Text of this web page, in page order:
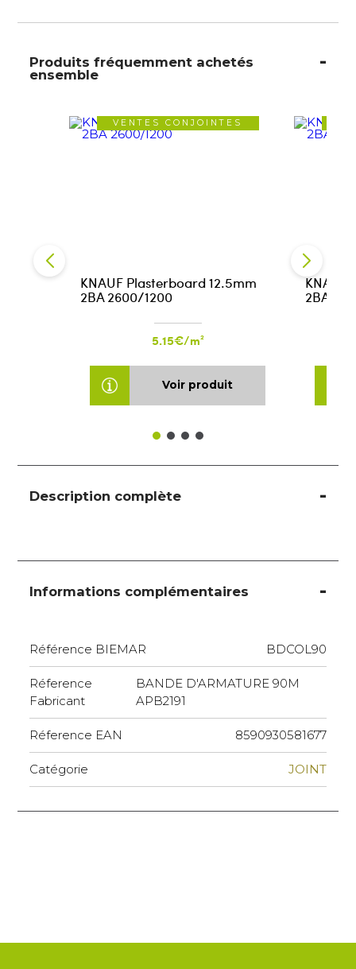
Produits fréquemment achetés
ensemble
VENTES CONJOINTES
KNAUF Plasterboard 12.5mm
2BA 2600/1200
5.15€/m²
Voir produit
KNAUF
2BA
Description complète
Informations complémentaires
Référence BIEMAR BDCOL90
Réference
Fabricant
BANDE D'ARMATURE 90M
APB2191
Réference EAN 8590930581677
Catégorie JOINT